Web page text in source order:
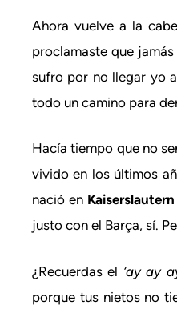
Ahora vuelve a la
proclamaste que
sufro por no llegar yo
todo un camino para
Hacía tiempo que no
vivido en los últimos
nació en Kaiserslautern
justo con el Barça, sí.
¿Recuerdas el ‘ay ay
porque tus nietos no